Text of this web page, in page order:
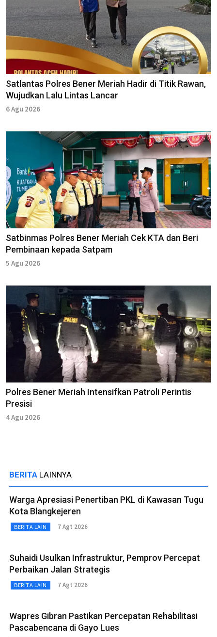
Satlantas Polres Bener Meriah Hadir di Titik Rawan,
Wujudkan Lalu Lintas Lancar
6 Agu 2026
Satbinmas Polres Bener Meriah Cek KTA dan Beri
Pembinaan kepada Satpam
5 Agu 2026
Polres Bener Meriah Intensifkan Patroli Perintis
Presisi
4 Agu 2026
BERITA LAINNYA
Warga Apresiasi Penertiban PKL di Kawasan Tugu
Kota Blangkejeren
BERITA LAIN 7 Agt 2026
Suhaidi Usulkan Infrastruktur, Pemprov Percepat
Perbaikan Jalan Strategis
BERITA LAIN 7 Agt 2026
Wapres Gibran Pastikan Percepatan Rehabilitasi
Pascabencana di Gayo Lues